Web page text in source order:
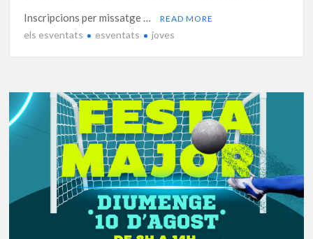
Inscripcions per missatge …
READ MORE
els esventats esventats joves